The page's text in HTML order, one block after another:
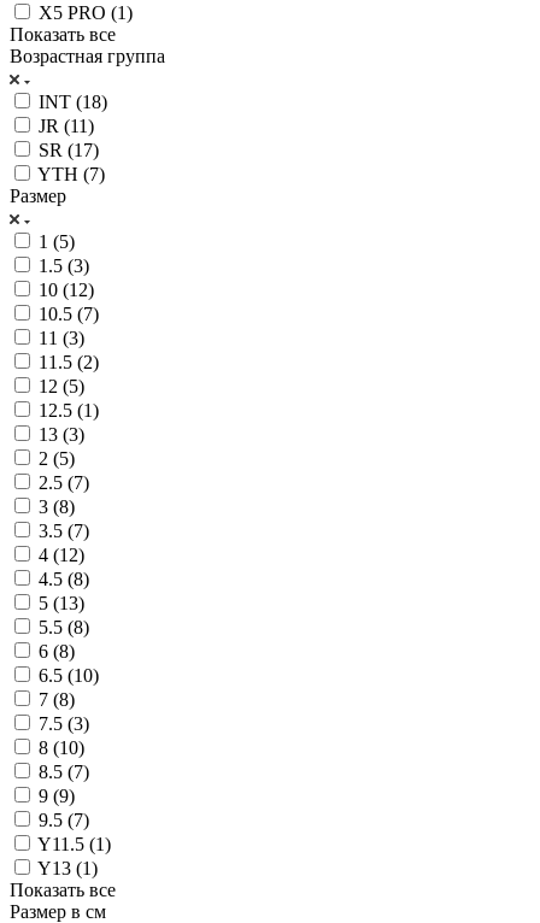
X5 PRO (1)
Показать все
Возрастная группа
INT (18)
JR (11)
SR (17)
YTH (7)
Размер
1 (5)
1.5 (3)
10 (12)
10.5 (7)
11 (3)
11.5 (2)
12 (5)
12.5 (1)
13 (3)
2 (5)
2.5 (7)
3 (8)
3.5 (7)
4 (12)
4.5 (8)
5 (13)
5.5 (8)
6 (8)
6.5 (10)
7 (8)
7.5 (3)
8 (10)
8.5 (7)
9 (9)
9.5 (7)
Y11.5 (1)
Y13 (1)
Показать все
Размер в см